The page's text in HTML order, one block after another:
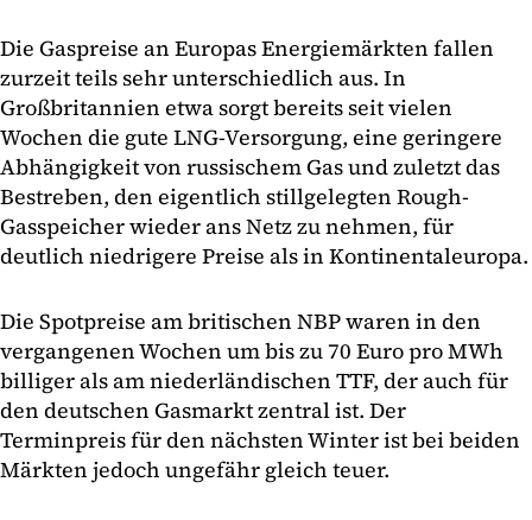
Die Gaspreise an Europas Energiemärkten fallen
zurzeit teils sehr unterschiedlich aus. In
Großbritannien etwa sorgt bereits seit vielen
Wochen die gute LNG-Versorgung, eine geringere
Abhängigkeit von russischem Gas und zuletzt das
Bestreben, den eigentlich stillgelegten Rough-
Gasspeicher wieder ans Netz zu nehmen, für
deutlich niedrigere Preise als in Kontinentaleuropa.
Die Spotpreise am britischen NBP waren in den
vergangenen Wochen um bis zu 70 Euro pro MWh
billiger als am niederländischen TTF, der auch für
den deutschen Gasmarkt zentral ist. Der
Terminpreis für den nächsten Winter ist bei beiden
Märkten jedoch ungefähr gleich teuer.